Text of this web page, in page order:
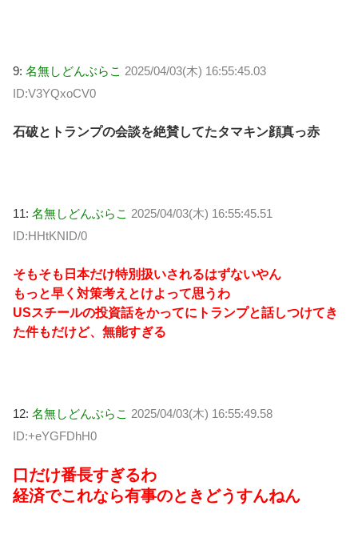
9: 名無しどんぶらこ 2025/04/03(木) 16:55:45.03
ID:V3YQxoCV0
石破とトランプの会談を絶賛してたタマキン顔真っ赤
11: 名無しどんぶらこ 2025/04/03(木) 16:55:45.51
ID:HHtKNID/0
そもそも日本だけ特別扱いされるはずないやん
もっと早く対策考えとけよって思うわ
USスチールの投資話をかってにトランプと話しつけてき
た件もだけど、無能すぎる
12: 名無しどんぶらこ 2025/04/03(木) 16:55:49.58
ID:+eYGFDhH0
口だけ番長すぎるわ
経済でこれなら有事のときどうすんねん